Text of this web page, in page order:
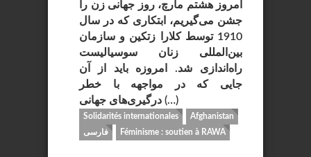
امروز هشتم مارچ، روز جهانی زن را
جشن می‌گیریم، ابتکاری که در سال
1910 توسط کلارا زتکین و سازمان
بین‌المللی زنان سوسیالیست
راه‌اندازی شد. امروزه باید از آن
جایی که در مواجهه با خطر
درگیری‌های جهانی (…)
Solidarités internationales
Afghanistan
فارسی
Féminisme : soutien à RAWA